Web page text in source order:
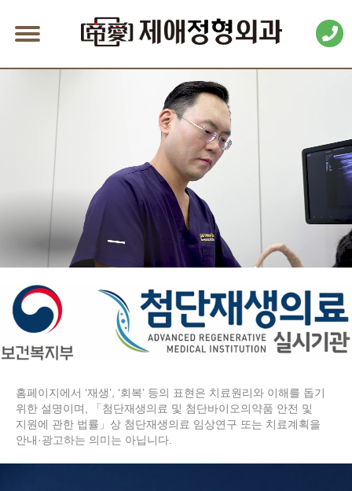
홈페이지에서 ‘재생’, ‘회복’ 등의 표현은 치료원리와 이해를 돕기
위한 설명이며, 「첨단재생의료 및 첨단바이오의약품 안전 및
지원에 관한 법률」상 첨단재생의료 임상연구 또는 치료계획을
안내·광고하는 의미는 아닙니다.